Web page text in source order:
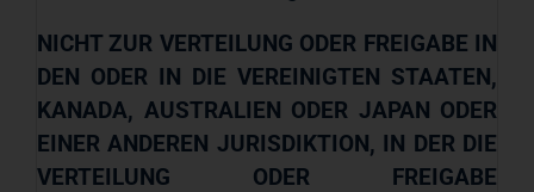
NICHT ZUR VERTEILUNG ODER FREIGABE IN
DEN ODER IN DIE VEREINIGTEN STAATEN,
KANADA, AUSTRALIEN ODER JAPAN ODER
EINER ANDEREN JURISDIKTION, IN DER DIE
VERTEILUNG ODER FREIGABE